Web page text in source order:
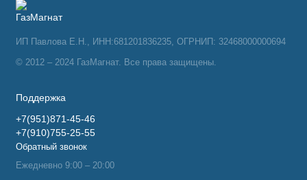
ИП Павлова Е.Н., ИНН:681201836235, ОГРНИП: 32468000000694
© 2012 – 2024 ГазМагнат. Все права защищены.
Поддержка
+7(951)871-45-46
+7(910)755-25-55
Обратный звонок
Ежедневно 9:00 – 20:00